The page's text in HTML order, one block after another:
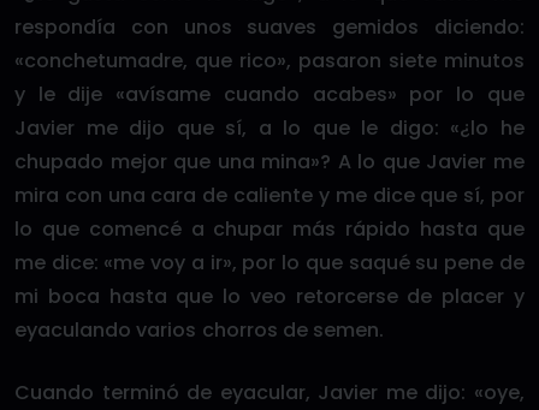
respondía con unos suaves gemidos diciendo:
«conchetumadre, que rico», pasaron siete minutos
y le dije «avísame cuando acabes» por lo que
Javier me dijo que sí, a lo que le digo: «¿lo he
chupado mejor que una mina»? A lo que Javier me
mira con una cara de caliente y me dice que sí, por
lo que comencé a chupar más rápido hasta que
me dice: «me voy a ir», por lo que saqué su pene de
mi boca hasta que lo veo retorcerse de placer y
eyaculando varios chorros de semen.
Cuando terminó de eyacular, Javier me dijo: «oye,